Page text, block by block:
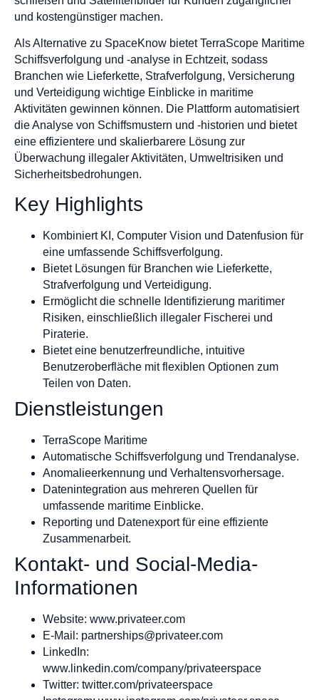
und kostengünstiger machen.
Als Alternative zu SpaceKnow bietet TerraScope Maritime
Schiffsverfolgung und -analyse in Echtzeit, sodass
Branchen wie Lieferkette, Strafverfolgung, Versicherung
und Verteidigung wichtige Einblicke in maritime
Aktivitäten gewinnen können. Die Plattform automatisiert
die Analyse von Schiffsmustern und -historien und bietet
eine effizientere und skalierbarere Lösung zur
Überwachung illegaler Aktivitäten, Umweltrisiken und
Sicherheitsbedrohungen.
Key Highlights
Kombiniert KI, Computer Vision und Datenfusion für
eine umfassende Schiffsverfolgung.
Bietet Lösungen für Branchen wie Lieferkette,
Strafverfolgung und Verteidigung.
Ermöglicht die schnelle Identifizierung maritimer
Risiken, einschließlich illegaler Fischerei und
Piraterie.
Bietet eine benutzerfreundliche, intuitive
Benutzeroberfläche mit flexiblen Optionen zum
Teilen von Daten.
Dienstleistungen
TerraScope Maritime
Automatische Schiffsverfolgung und Trendanalyse.
Anomalieerkennung und Verhaltensvorhersage.
Datenintegration aus mehreren Quellen für
umfassende maritime Einblicke.
Reporting und Datenexport für eine effiziente
Zusammenarbeit.
Kontakt- und Social-Media-
Informationen
Website: www.privateer.com
E-Mail: partnerships@privateer.com
LinkedIn:
www.linkedin.com/company/privateerspace
Twitter: twitter.com/privateerspace